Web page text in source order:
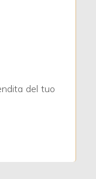
del tuo